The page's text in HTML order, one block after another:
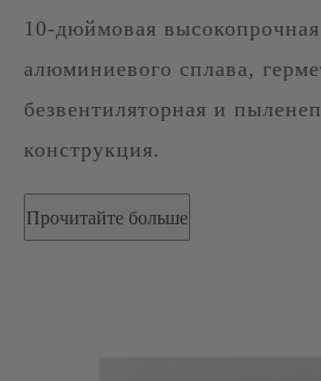
10-дюймовая
алюминиевого сплава,
безвентиляторная и
конструкция.
Прочитайте больше